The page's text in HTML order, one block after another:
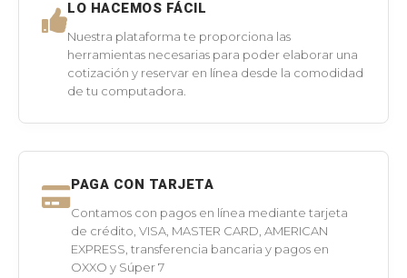
LO HACEMOS FÁCIL
Nuestra plataforma te proporciona las
herramientas necesarias para poder elaborar una
cotización y reservar en línea desde la comodidad
de tu computadora.
PAGA CON TARJETA
Contamos con pagos en línea mediante tarjeta
de crédito, VISA, MASTER CARD, AMERICAN
EXPRESS, transferencia bancaria y pagos en
OXXO y Súper 7